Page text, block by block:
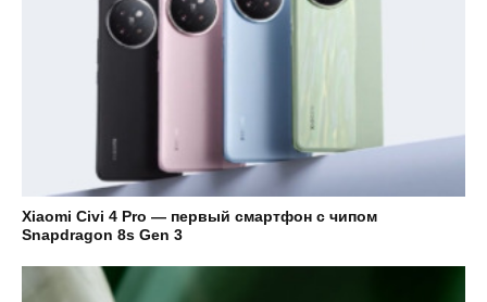
Xiaomi Civi 4 Pro — первый смартфон с чипом
Snapdragon 8s Gen 3